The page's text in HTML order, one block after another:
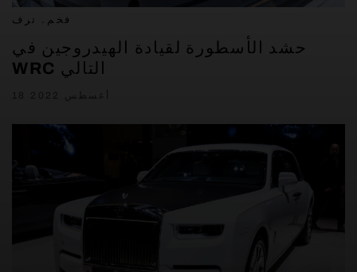
فخم. ترف
حشد الأسطورة لقيادة الهيدروجين في
WRC التالي
18 أغسطس 2022